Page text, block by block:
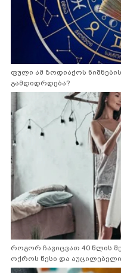
ფული ამ ზოდიაქოს
გამდიდრდება?
როგორ ჩავიცვათ 40 წლის
ოქროს წესი და აუცილებელი